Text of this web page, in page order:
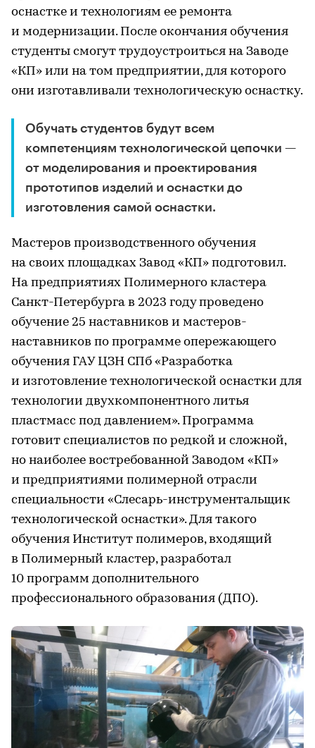
оснастке и технологиям ее ремонта
и модернизации. После окончания обучения
студенты смогут трудоустроиться на Заводе
«КП» или на том предприятии, для которого
они изготавливали технологическую оснастку.
Обучать студентов будут всем
компетенциям технологической цепочки —
от моделирования и проектирования
прототипов изделий и оснастки до
изготовления самой оснастки.
Мастеров производственного обучения
на своих площадках Завод «КП» подготовил.
На предприятиях Полимерного кластера
Санкт-Петербурга в 2023 году проведено
обучение 25 наставников и мастеров-
наставников по программе опережающего
обучения ГАУ ЦЗН СПб «Разработка
и изготовление технологической оснастки для
технологии двухкомпонентного литья
пластмасс под давлением». Программа
готовит специалистов по редкой и сложной,
но наиболее востребованной Заводом «КП»
и предприятиями полимерной отрасли
специальности «Слесарь-инструментальщик
технологической оснастки». Для такого
обучения Институт полимеров, входящий
в Полимерный кластер, разработал
10 программ дополнительного
профессионального образования (ДПО).